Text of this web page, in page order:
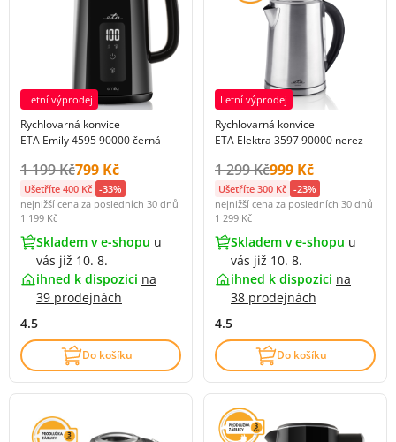
Letní výprodej
Rychlovarná konvice
ETA Emily 4595 90000 černá
Původní cena s DPH:
1 199 KčCena s DPH:
799 Kč
Ušetříte 400 Kč -33%
nejnižší cena za posledních 30 dnů
1 199 Kč
Skladem v e-shopu u
vás již 10. 8.
ihned k dispozici na
39 prodejnách
4.5
Do košíku
Letní výprodej
Rychlovarná konvice
ETA Elektra 3597 90000 nerez
Původní cena s DPH:
1 299 KčCena s DPH:
999 Kč
Ušetříte 300 Kč -23%
nejnižší cena za posledních 30 dnů
1 299 Kč
Skladem v e-shopu u
vás již 10. 8.
ihned k dispozici na
38 prodejnách
4.5
Do košíku